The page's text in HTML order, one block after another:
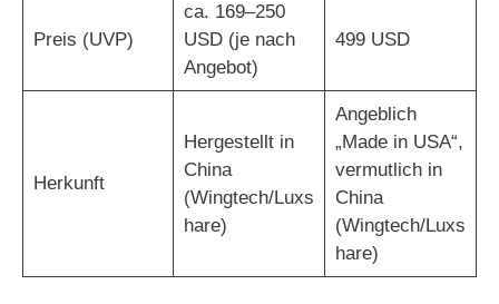
Preis (UVP)
ca. 169–250
USD (je nach
Angebot)
499 USD
Herkunft
Hergestellt in
China
(Wingtech/Luxs
hare)
Angeblich
„Made in USA“,
vermutlich in
China
(Wingtech/Luxs
hare)